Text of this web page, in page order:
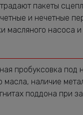
пакеты
и нечетные
масляного насоса
пробуксовка под
масла, наличие
поддона при